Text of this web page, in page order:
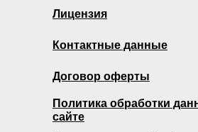
Лицензия
Договор оферты
Контактные данные
Политика обработки
сайте